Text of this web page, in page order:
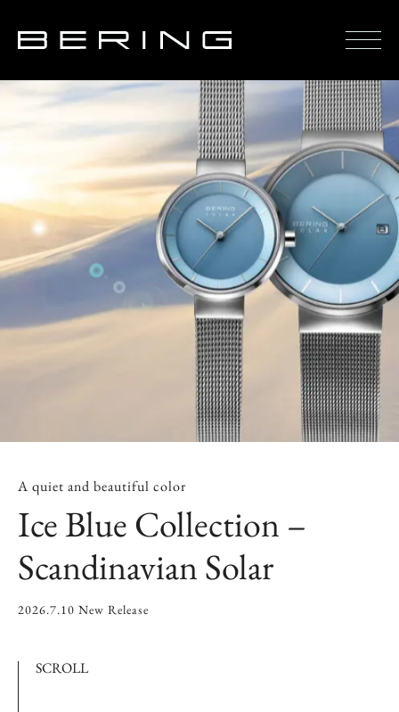
A quiet and beautiful color
Ice Blue Collection –
Scandinavian Solar
2026.7.10 New Release
SCROLL